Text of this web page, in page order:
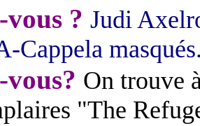
vous ? Judi
Cappela
vous? On trouve
"The